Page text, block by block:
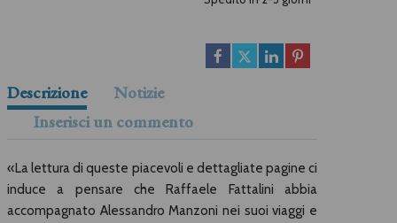
Descrizione
Notizie
Inserisci un commento
«La lettura di queste piacevoli e dettagliate pagine ci
induce a pensare che Raffaele Fattalini abbia
accompagnato Alessandro Manzoni nei suoi viaggi e